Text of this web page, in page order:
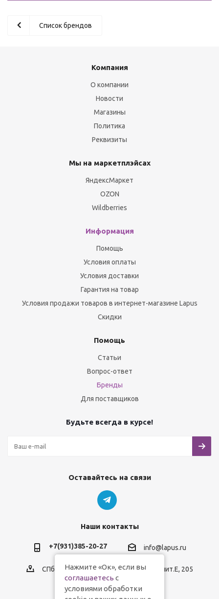
Список брендов
Компания
О компании
Новости
Магазины
Политика
Реквизиты
Мы на маркетплэйсах
ЯндексМаркет
OZON
Wildberries
Информация
Помощь
Условия оплаты
Условия доставки
Гарантия на товар
Условия продажи товаров в интернет-магазине Lapus
Скидки
Помощь
Статьи
Вопрос-ответ
Бренды
Для поставщиков
Будьте всегда в курсе!
Оставайтесь на связи
Наши контакты
+7(931)385-20-27 info@lapus.ru
СПб, пр.Обуховской Обороны, д.116, лит.Е, 205
Нажмите «Ок», если вы
соглашаетесь с
условиями обработки